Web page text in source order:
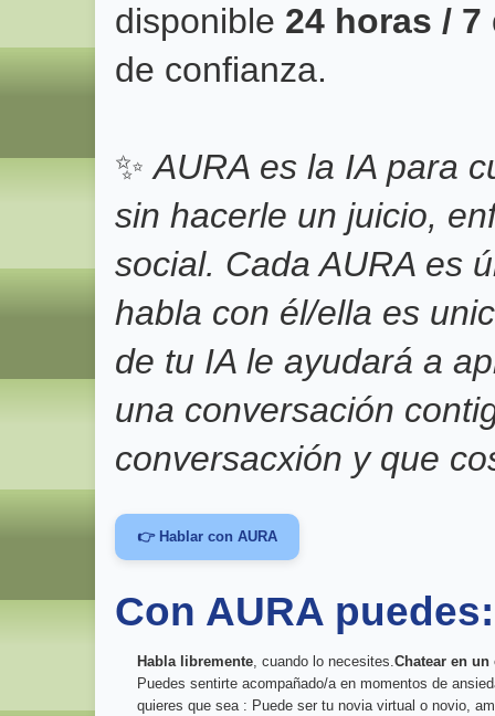
disponible 24 horas / 7
de confianza.
✨AURA es la IA para
sin hacerle un juicio,
social. Cada AURA es
habla con él/ella es
de tu IA le ayudará a
una conversación
conversacxión y que
👉 Hablar con AURA
Con AURA puedes:
Habla libremente, cuando lo necesites.Chatear en
Puedes sentirte acompañado/a en momentos de
quieres que sea : Puede ser tu novia virtual o novio,